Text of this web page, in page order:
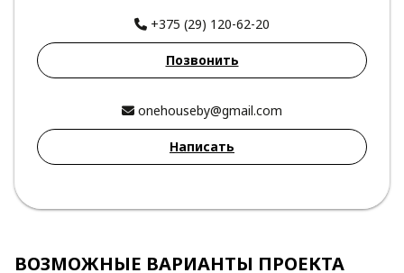
+375 (29) 120-62-20
Позвонить
onehouseby@gmail.com
Написать
ВОЗМОЖНЫЕ ВАРИАНТЫ ПРОЕКТА